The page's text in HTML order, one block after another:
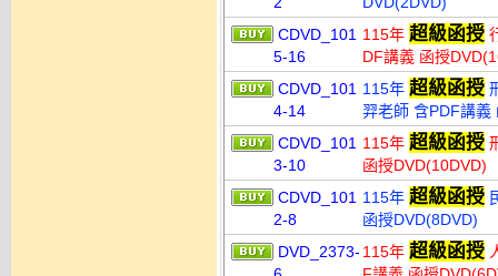
CDVD_101
5-16
115年 超級函授
DF講義 函授
CDVD_101
4-14
115年 超級函授
羿老師 含PDF講義
CDVD_101
3-10
115年 超級函授
函授DVD(10DVD)
CDVD_101
2-8
115年 超級函授
函授DVD(8DVD)
DVD_2373- 115年 超級函授